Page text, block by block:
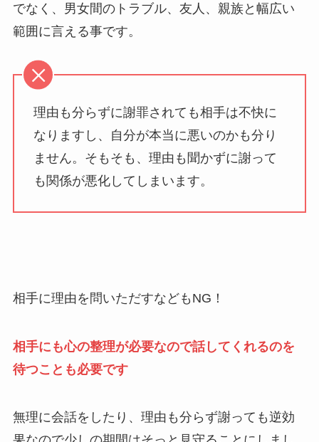
でなく、男女間のトラブル、友人、親族と幅広い
範囲に言える事です。
理由も分らずに謝罪されても相手は不快に
なりますし、自分が本当に悪いのかも分り
ません。そもそも、理由も聞かずに謝って
も関係が悪化してしまいます。
相手に理由を問いただすなどもNG！
相手にも心の整理が必要なので話してくれるのを
待つことも必要です
無理に会話をしたり、理由も分らず謝っても逆効